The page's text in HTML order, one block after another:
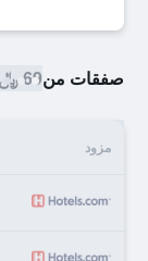
صفقات من69 ﷼
مزود